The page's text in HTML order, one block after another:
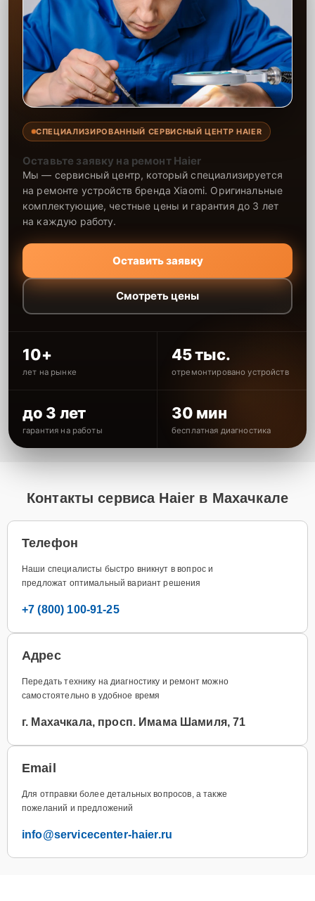
СПЕЦИАЛИЗИРОВАННЫЙ СЕРВИСНЫЙ ЦЕНТР HAIER
Оставьте заявку на ремонт Haier
Мы — сервисный центр, который специализируется
на ремонте устройств бренда Xiaomi. Оригинальные
комплектующие, честные цены и гарантия до 3 лет
на каждую работу.
Оставить заявку
Смотреть цены
10+
лет на рынке
45 тыс.
отремонтировано устройств
до 3 лет
гарантия на работы
30 мин
бесплатная диагностика
Контакты сервиса Haier в Махачкале
Телефон
Наши специалисты быстро вникнут в вопрос и
предложат оптимальный вариант решения
+7 (800) 100-91-25
Адрес
Передать технику на диагностику и ремонт можно
самостоятельно в удобное время
г. Махачкала, просп. Имама Шамиля, 71
Email
Для отправки более детальных вопросов, а также
пожеланий и предложений
info@servicecenter-haier.ru